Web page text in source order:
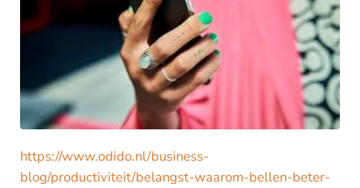
https://www.odido.nl/business-
blog/productiviteit/belangst-waarom-bellen-beter-